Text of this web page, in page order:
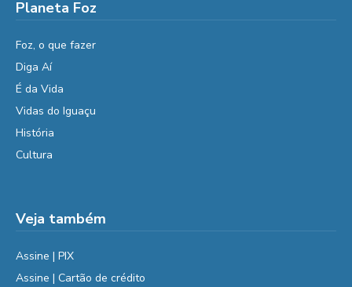
Planeta Foz
Foz, o que fazer
Diga Aí
É da Vida
Vidas do Iguaçu
História
Cultura
Veja também
Assine | PIX
Assine | Cartão de crédito